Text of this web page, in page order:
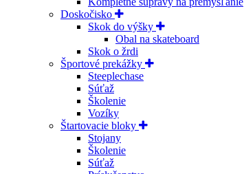
Doskočisko
Skok do výšky
Obal na skateboard
Skok o žrdi
Športové prekážky
Steeplechase
Súťaž
Školenie
Vozíky
Štartovacie bloky
Stojany
Školenie
Súťaž